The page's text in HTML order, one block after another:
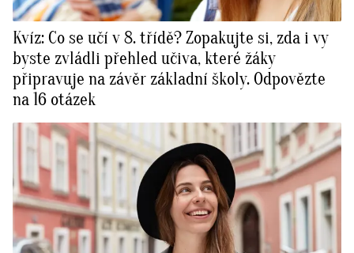
Kvíz: Co se učí v 8. třídě? Zopakujte si, zda i vy
byste zvládli přehled učiva, které žáky
připravuje na závěr základní školy. Odpovězte
na 16 otázek